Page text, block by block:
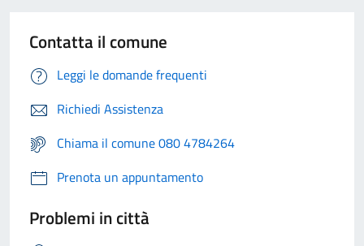
Contatta il comune
Leggi le domande frequenti
Richiedi Assistenza
Chiama il comune 080 4784264
Prenota un appuntamento
Problemi in città